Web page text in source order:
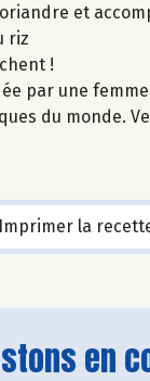
et
riz
!
par une
du monde.
Imprimer la
en